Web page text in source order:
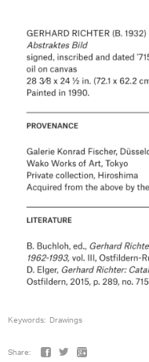
Keywords: Drawings
Share: